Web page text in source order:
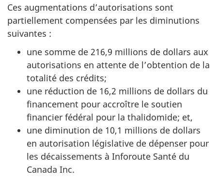
Ces augmentations d’autorisations sont
partiellement compensées par les diminutions
suivantes :
une somme de 216,9 millions de dollars aux
autorisations en attente de l’obtention de la
totalité des crédits;
une réduction de 16,2 millions de dollars du
financement pour accroître le soutien
financier fédéral pour la thalidomide; et,
une diminution de 10,1 millions de dollars
en autorisation législative de dépenser pour
les décaissements à Inforoute Santé du
Canada Inc.